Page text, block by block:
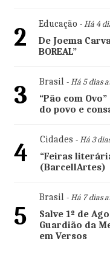
2 Educação - Há 4
De Joema
BOREAL”
3 Brasil- Há 5 dias
“Pão com
do povo e
4 Cidades - Há 3
“Feiras
(BarcellArtes)
5
Brasil- Há 7 dias
Salve 1º de
Guardião da
em Versos